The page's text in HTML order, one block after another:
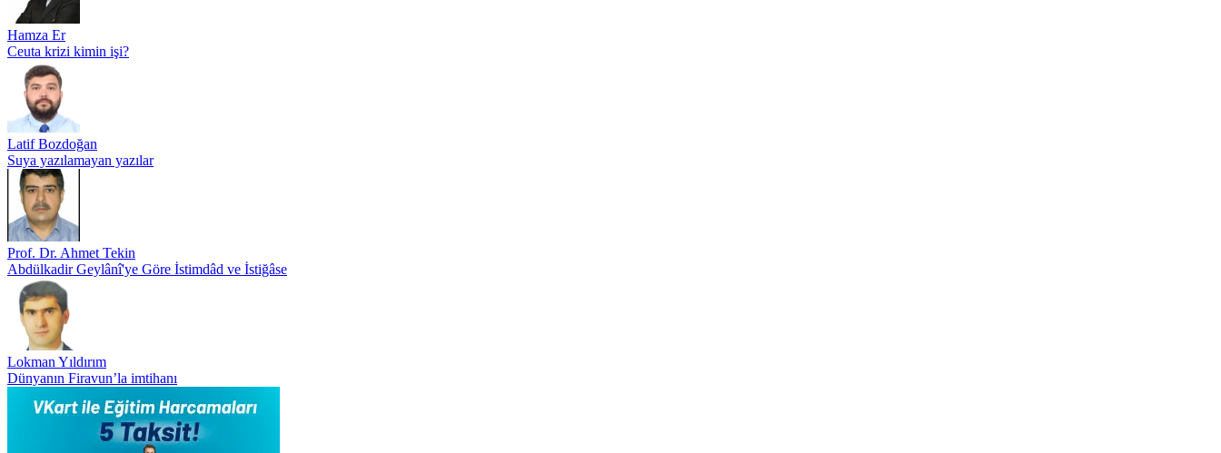
Hamza Er
Ceuta krizi kimin işi?
Latif Bozdoğan
Suya yazılamayan yazılar
Prof. Dr. Ahmet Tekin
Abdülkadir Geylânî'ye Göre İstimdâd ve İstiğâse
Lokman Yıldırım
Dünyanın Firavun’la imtihanı